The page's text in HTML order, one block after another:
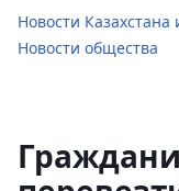
Новости
Новости общества